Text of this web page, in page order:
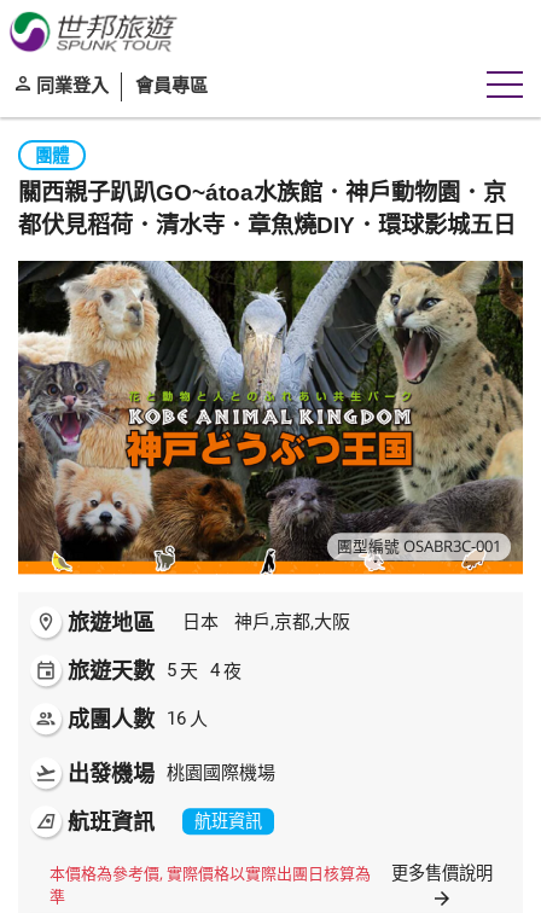
同業登入 會員專區
團體
關西親子趴趴GO~átoa水族館．神戶動物園．京
都伏見稻荷．清水寺．章魚燒DIY．環球影城五日
團型編號 OSABR3C-001
room 旅遊地區 日本 神戶,京都,大阪
event 旅遊天數 5 天 4夜
people 成團人數 16 人
flight_takeoff 出發機場 桃園國際機場
airlines 航班資訊 航班資訊
本價格為參考價, 實際價格以實際出團日核算為
準
更多售價說明
arrow_forward